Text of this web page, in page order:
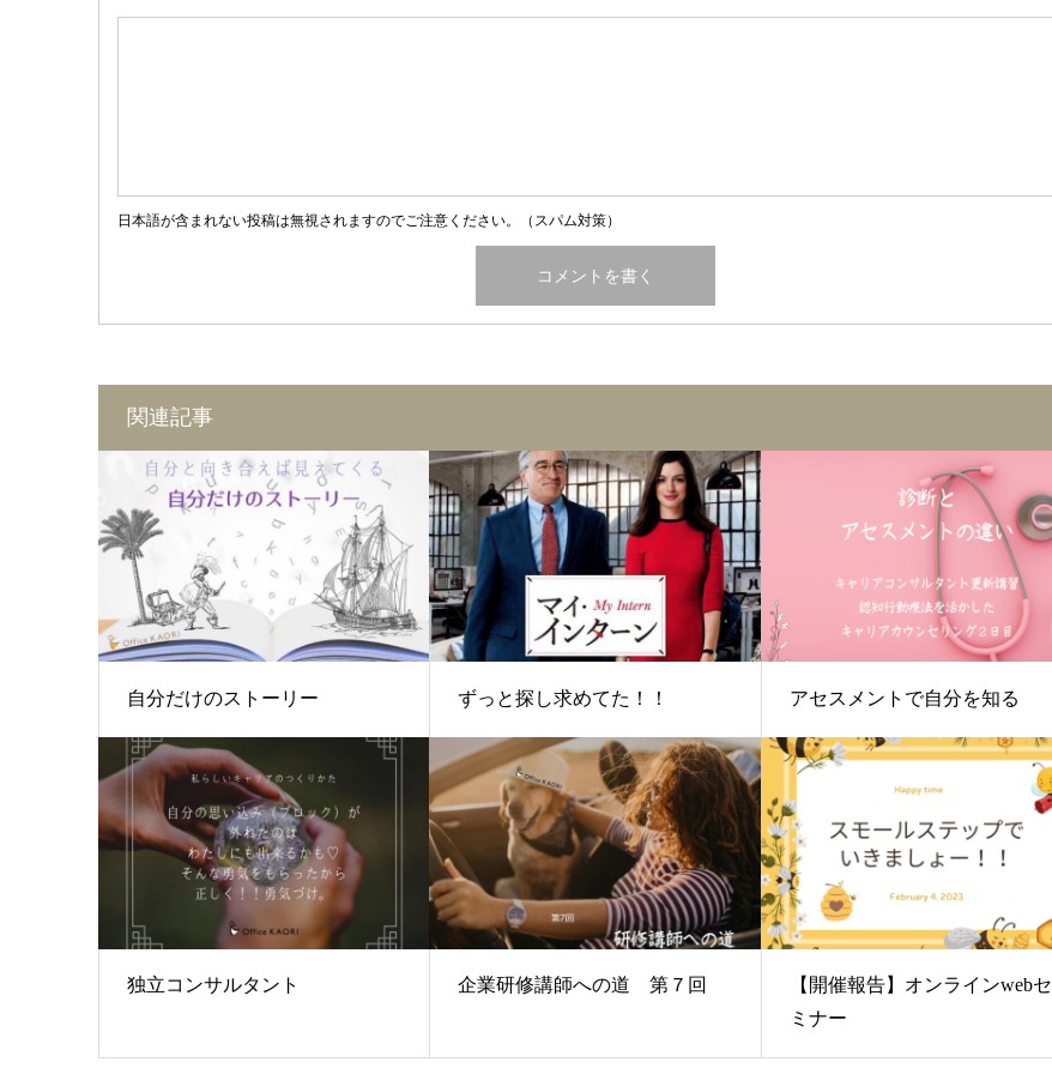
日本語が含まれない投稿は無視されますのでご注意ください。（スパム対策）
関連記事
自分だけのストーリー ずっと探し求めてた！！ アセスメントで自分を知る
独立コンサルタント 企業研修講師への道 第７回
【開催報告】オンラインwebセ
ミナー